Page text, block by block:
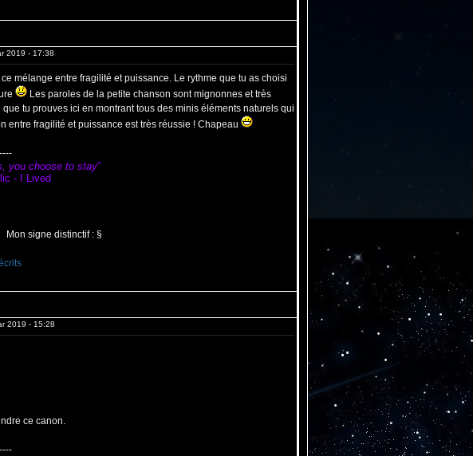
2019 - 17:38
mélange entre fragilité et puissance. Le rythme que tu as choisi
Les paroles de la petite chanson sont mignonnes et très
tu prouves ici en montrant tous des minis éléments naturels qui
entre fragilité et puissance est très réussie ! Chapeau
you choose to stay”
- I Lived
signe distinctif : §
2019 - 15:28
ce canon.